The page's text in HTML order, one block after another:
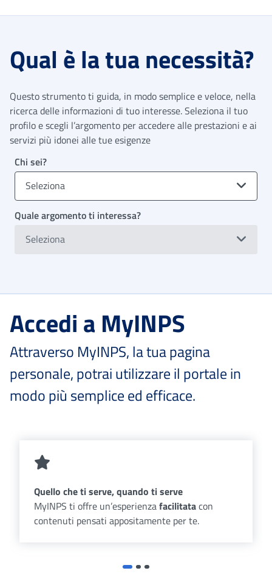
Qual è la tua necessità?
Questo strumento ti guida, in modo semplice e veloce, nella
ricerca delle informazioni di tuo interesse. Seleziona il tuo
profilo e scegli l’argomento per accedere alle prestazioni e ai
servizi più idonei alle tue esigenze
Chi sei?
Seleziona
Quale argomento ti interessa?
Seleziona
Accedi a MyINPS
Attraverso MyINPS, la tua pagina
personale, potrai utilizzare il portale in
modo più semplice ed efficace.
Quello che ti serve, quando ti serve
MyINPS ti offre un’esperienzafacilitatacon
contenuti pensati appositamente per te.